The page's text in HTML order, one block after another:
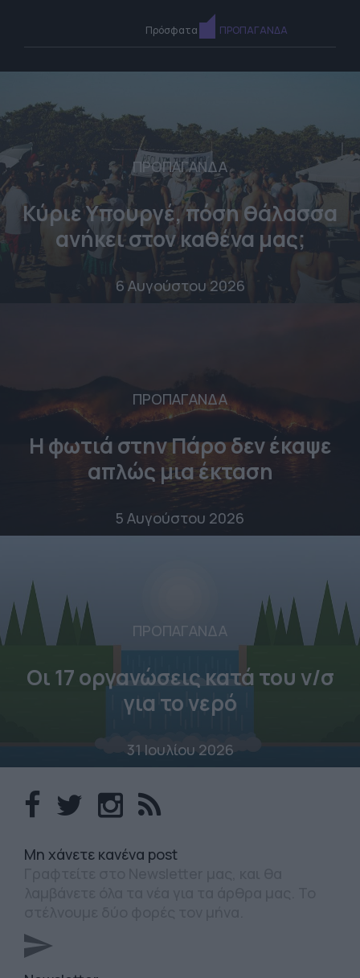
Πρόσφατα ΠΡΟΠΑΓΑΝΔΑ
ΠΡΟΠΑΓΑΝΔΑ
Κύριε Υπουργέ, πόση θάλασσα
ανήκει στον καθένα μας;
6 Αυγούστου 2026
ΠΡΟΠΑΓΑΝΔΑ
Η φωτιά στην Πάρο δεν έκαψε
απλώς μια έκταση
5 Αυγούστου 2026
ΠΡΟΠΑΓΑΝΔΑ
Οι 17 οργανώσεις κατά του ν/σ
για το νερό
31 Ιουλίου 2026
Mη χάνετε κανένα post